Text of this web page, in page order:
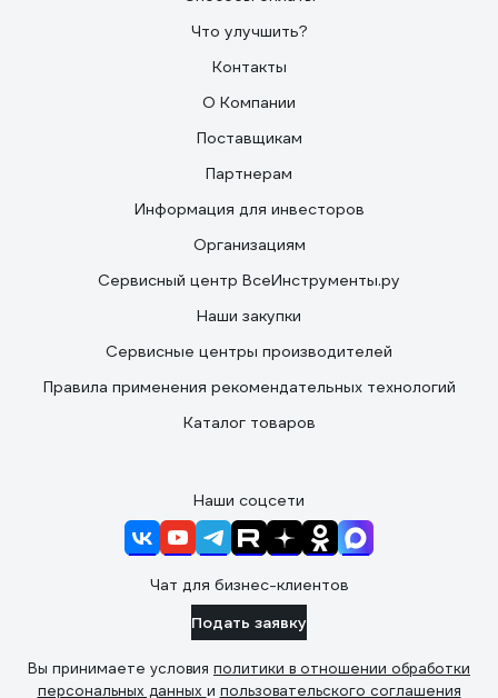
Что улучшить?
Контакты
О Компании
Поставщикам
Партнерам
Информация для инвесторов
Организациям
Сервисный центр ВсеИнструменты.ру
Наши закупки
Сервисные центры производителей
Правила применения рекомендательных технологий
Каталог товаров
Наши соцсети
Чат для бизнес-клиентов
Подать заявку
Вы принимаете условия политики в отношении обработки
персональных данных и пользовательского соглашения